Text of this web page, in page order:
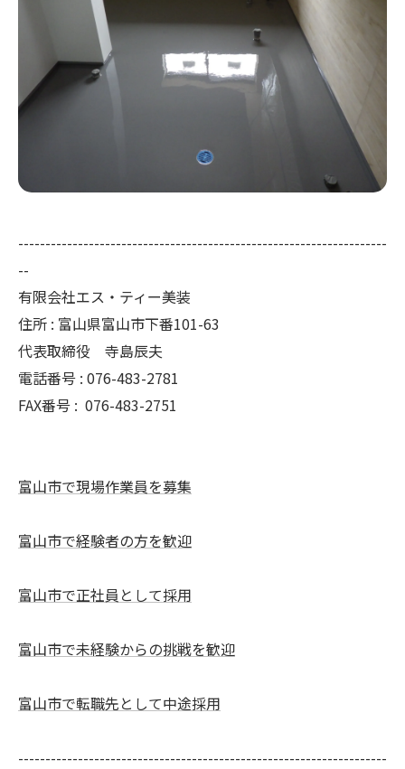
--------------------------------------------------------------------
--
有限会社エス・ティー美装
住所 : 富山県富山市下番101-63
代表取締役 寺島辰夫
電話番号 : 076-483-2781
FAX番号 : 076-483-2751
富山市で現場作業員を募集
富山市で経験者の方を歓迎
富山市で正社員として採用
富山市で未経験からの挑戦を歓迎
富山市で転職先として中途採用
--------------------------------------------------------------------